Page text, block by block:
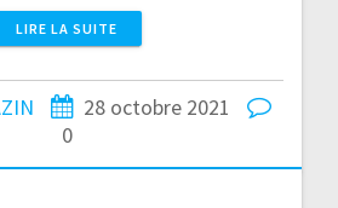
LIRE LA SUITE
28 octobre 2021
0